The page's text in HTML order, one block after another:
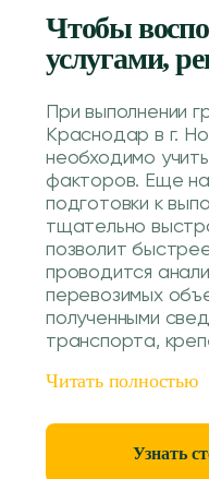
Чтобы
услугами,
При выполнении
Краснодар в г.
необходимо
факторов. Еще на
подготовки к
тщательно
позволит
проводится
перевозимых
полученными
транспорта,
Читать полностью
Узнать